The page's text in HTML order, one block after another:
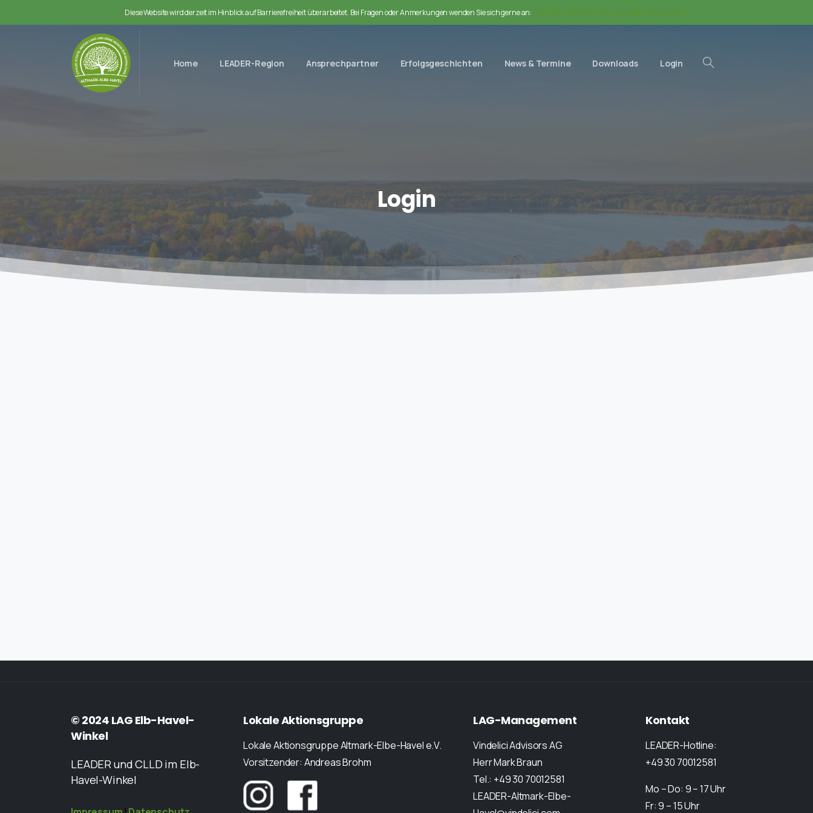
Diese Website wird derzeit im Hinblick auf Barrierefreiheit überarbeitet. Bei Fragen oder Anmerkungen wenden Sie sich gerne an: LEADER-Altmark-Elbe-Havel@vindelici.com
Home LEADER-Region Ansprechpartner Erfolgsgeschichten News & Termine Downloads Login
Login
© 2024 LAG Elb-Havel-
Winkel
LEADER und CLLD im Elb-
Havel-Winkel
LokaleAktionsgruppe
Lokale Aktionsgruppe Altmark-Elbe-Havel e.V.
Vorsitzender: Andreas Brohm
LAG-Management
Vindelici Advisors AG
Herr Mark Braun
Tel.: +49 30 70012581
LEADER-Altmark-Elbe-
Kontakt
LEADER-Hotline:
+49 30 70012581
Mo – Do: 9 – 17 Uhr
Fr: 9 – 15 Uhr